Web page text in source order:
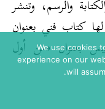
والرسم، وتنشر
كتاب فني بعنوان
بعنوان «من أول
We use cookies
experience on our
will